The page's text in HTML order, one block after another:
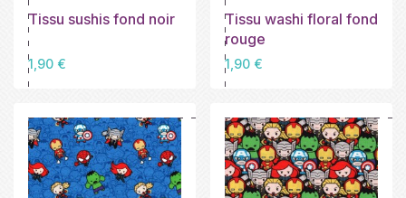
Tissu sushis fond noir
Prix
1,90 €
Tissu washi floral fond
rouge
Prix
1,90 €